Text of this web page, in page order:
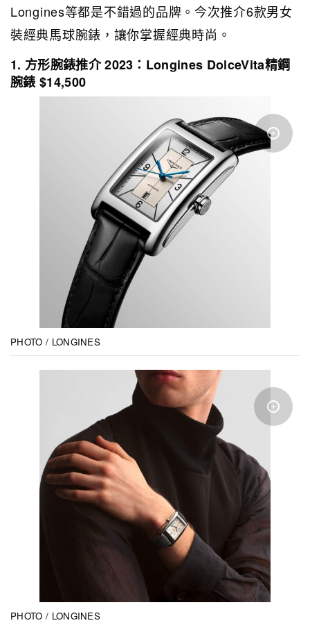
Longines等都是不錯過的品牌。今次推介6款男女
裝經典馬球腕錶，讓你掌握經典時尚。
1. 方形腕錶推介 2023：Longines DolceVita精鋼
腕錶 $14,500
PHOTO / LONGINES
PHOTO / LONGINES